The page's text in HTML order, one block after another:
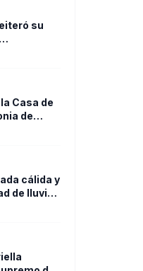
su
Casa de
de
cálida y
de lluvia